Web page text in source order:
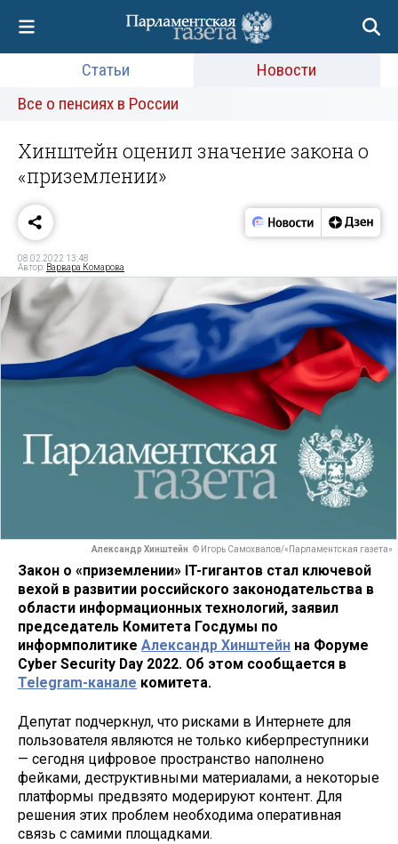
Статьи
Новости
Все о пенсиях в России
Хинштейн оценил значение закона о
«приземлении»
08.02.2022 13:48
Автор: Варвара Комарова
Александр Хинштейн © Игорь Самохвалов/«Парламентская газета»
Закон о «приземлении» IT-гигантов стал ключевой
вехой в развитии российского законодательства в
области информационных технологий, заявил
председатель Комитета Госдумы по
информполитике Александр Хинштейн на Форуме
Cyber Security Day 2022. Об этом сообщается в
Telegram-канале комитета.
Депутат подчеркнул, что рисками в Интернете для
пользователя являются не только киберпреступники
— сегодня цифровое пространство наполнено
фейками, деструктивными материалами, а некоторые
платформы предвзято модерируют контент. Для
решения этих проблем необходима оперативная
связь с самими площадками.